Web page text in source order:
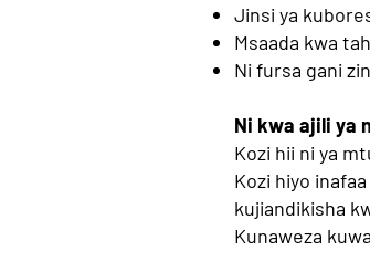
Jinsi ya
Msaada kwa
Ni fursa gani
Ni kwa ajili ya
Kozi hii ni ya
Kozi hiyo
kujiandikisha
Kunaweza